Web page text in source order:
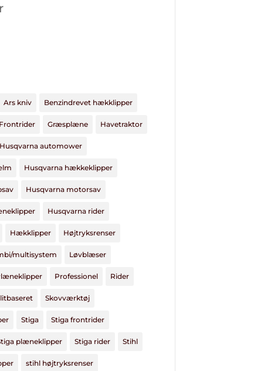
Ars kniv Benzindrevet hækklipper
Frontrider Græsplæne Havetraktor
Husqvarna automower
Husqvarna hækkeklipper
Husqvarna motorsav
Husqvarna rider
Hækklipper Højtryksrenser
multisystem Løvblæser
Professionel Rider
Skovværktøj
Stiga Stiga frontrider
plæneklipper Stiga rider Stihl
stihl højtryksrenser